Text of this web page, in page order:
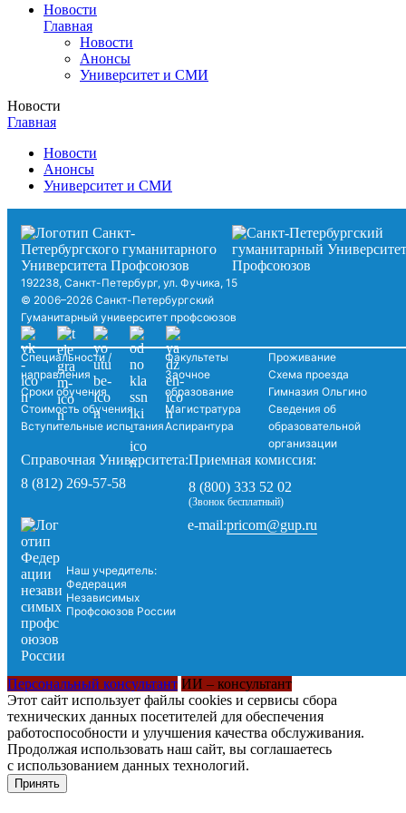
Новости
Главная
Новости
Анонсы
Университет и СМИ
Новости
Главная
Новости
Анонсы
Университет и СМИ
192238, Санкт-Петербург, ул. Фучика, 15
© 2006–2026 Санкт-Петербургский
Гуманитарный университет профсоюзов
Специальности /
направления
Сроки обучения
Стоимость обучения
Вступительные испытания
Факультеты
Заочное
образование
Магистратура
Аспирантура
Проживание
Схема проезда
Гимназия Ольгино
Сведения об
образовательной
организации
Справочная Университета:
8 (812) 269-57-58
Приемная комиссия:
8 (800) 333 52 02
(Звонок бесплатный)
Наш учредитель:
Федерация
Независимых
Профсоюзов России
e-mail:pricom@gup.ru
Персональный консультант ИИ – консультант
Этот сайт использует файлы cookies и сервисы сбора
технических данных посетителей для обеспечения
работоспособности и улучшения качества обслуживания.
Продолжая использовать наш сайт, вы соглашаетесь
с использованием данных технологий.
Принять